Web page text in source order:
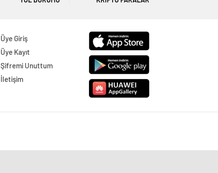
Üye Giriş
Üye Kayıt
Şifremi Unuttum
İletişim